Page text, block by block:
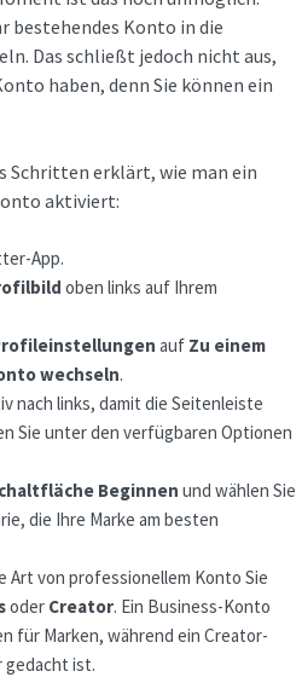
bestehendes Konto in die
Das schließt jedoch nicht aus,
haben, denn Sie können ein
Schritten erklärt, wie man ein
aktiviert:
App.
oben links auf Ihrem
auf Zu einem
wechseln.
nach links, damit die Seitenleiste
Sie unter den verfügbaren Optionen
Beginnen und wählen Sie
die Ihre Marke am besten
Art von professionellem Konto Sie
oder Creator. Ein Business-Konto
für Marken, während ein Creator-
ist.